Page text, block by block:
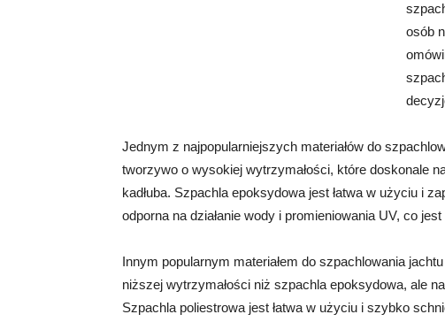
osób
Jednym z najpopularniejszych materiałów do
tworzywo o wysokiej wytrzymałości, które doskonale
kadłuba. Szpachla epoksydowa jest łatwa w użyciu i
odporna na działanie wody i promieniowania UV, co
Innym popularnym materiałem do szpachlowania
niższej wytrzymałości niż szpachla epoksydowa, ale
Szpachla poliestrowa jest łatwa w użyciu i szybko